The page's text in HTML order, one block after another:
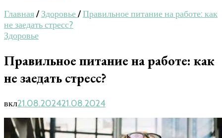
Главная/ Здоровье/Правильное питание на работе: как
не заедать стресс?
Здоровье
Правильное питание на работе: как
не заедать стресс?
вкл21.08.202421.08.2024